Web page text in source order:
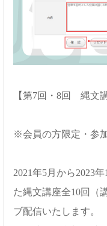
【第7回・8回 縄文
※会員の方限定・参
2021年5月から2023
た縄文講座全10回（
ブ配信いたします。